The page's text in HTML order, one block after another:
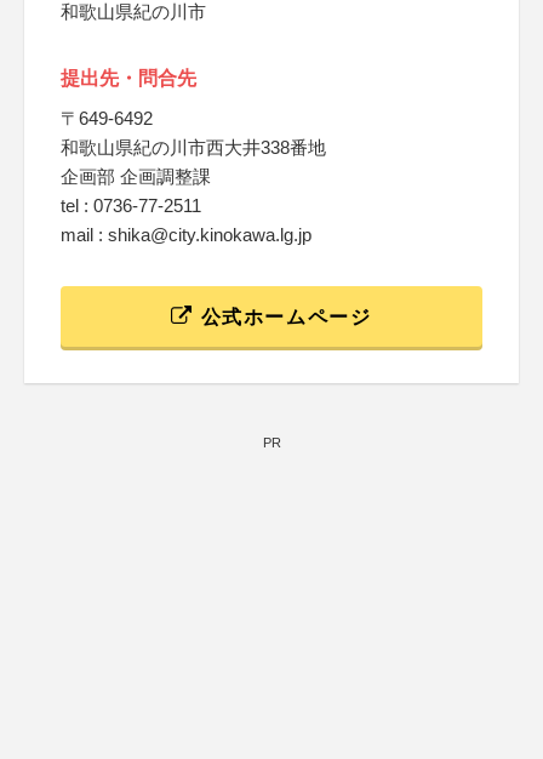
和歌山県紀の川市
提出先・問合先
〒649-6492
和歌山県紀の川市西大井338番地
企画部 企画調整課
tel : 0736-77-2511
mail : shika@city.kinokawa.lg.jp
公式ホームページ
PR